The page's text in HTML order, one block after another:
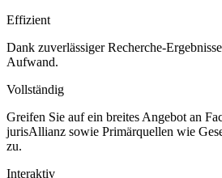
Effizient
Dank zuverlässiger Recherche-
Aufwand.
Vollständig
Greifen Sie auf ein breites Angebot an
jurisAllianz sowie Primärquellen wie
zu.
Interaktiv